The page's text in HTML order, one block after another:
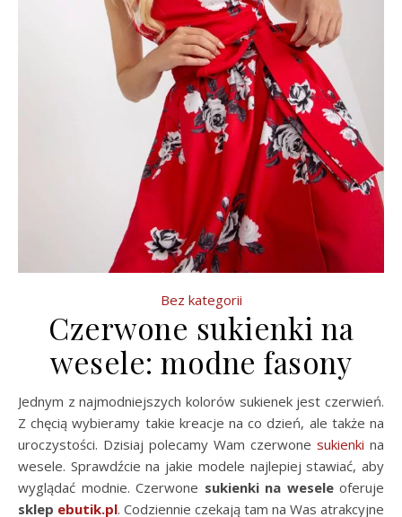
Bez kategorii
Czerwone sukienki na
wesele: modne fasony
Jednym z najmodniejszych kolorów sukienek jest czerwień.
Z chęcią wybieramy takie kreacje na co dzień, ale także na
uroczystości. Dzisiaj polecamy Wam czerwone sukienki na
wesele. Sprawdźcie na jakie modele najlepiej stawiać, aby
wyglądać modnie. Czerwone sukienki na wesele oferuje
sklep ebutik.pl. Codziennie czekają tam na Was atrakcyjne